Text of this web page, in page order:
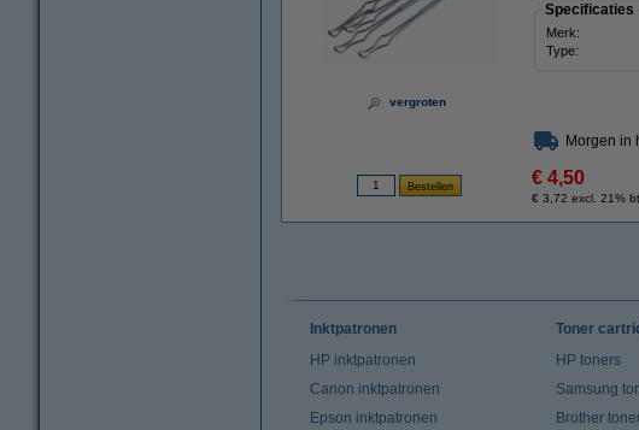
vergroten
Specificaties
Merk:
Type:
Morgen in
€ 4,50
€ 3,72 excl. 21%
Inktpatronen
HP inktpatronen
Canon inktpatronen
Epson inktpatronen
Toner
HP toners
Samsung
Brother